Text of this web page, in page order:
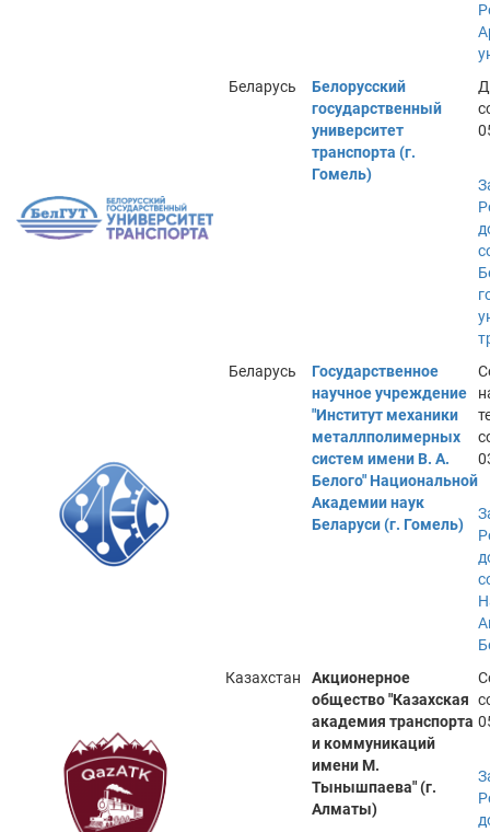
Беларусь
Белорусский
государственный
университет
транспорта (г.
Гомель)
Беларусь
Государственное
научное учреждение
"Институт механики
металлполимерных
систем имени В. А.
Белого" Национальной
Академии наук
Беларуси (г. Гомель)
Казахстан
Акционерное
общество "Казахская
академия транспорта
и коммуникаций
имени М.
Тынышпаева" (г.
Алматы)